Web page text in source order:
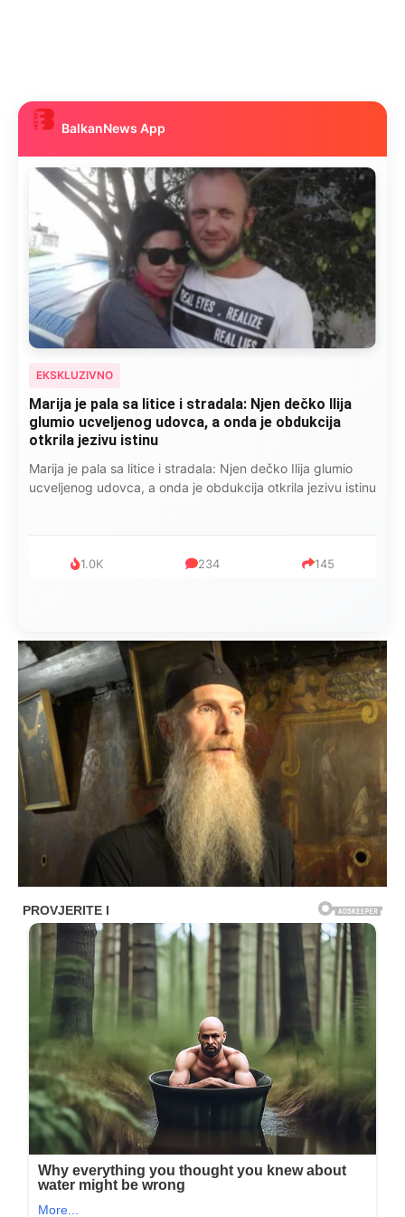
BalkanNews App
EKSKLUZIVNO
Marija je pala sa litice i stradala: Njen dečko Ilija
glumio ucveljenog udovca, a onda je obdukcija
otkrila jezivu istinu
Marija je pala sa litice i stradala: Njen dečko Ilija glumio
ucveljenog udovca, a onda je obdukcija otkrila jezivu istinu
1.0K 234 145